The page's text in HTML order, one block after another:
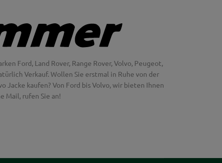
Ford, Land Rover, Range Rover, Volvo, Peugeot,
Verkauf. Wollen Sie erstmal in Ruhe von der
Jacke kaufen? Von Ford bis Volvo, wir bieten Ihnen
Mail, rufen Sie an!